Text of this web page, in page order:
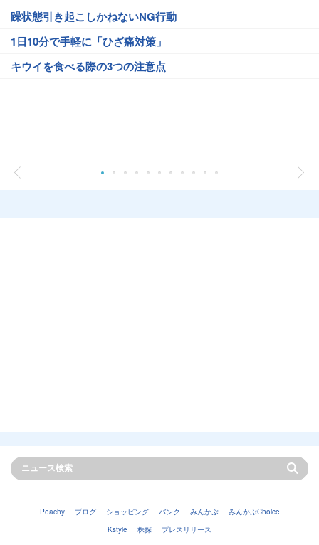
躁状態引き起こしかねないNG行動
1日10分で手軽に「ひざ痛対策」
キウイを食べる際の3つの注意点
Peachy ブログ ショッピング バンク みんかぶ
みんかぶChoice
Kstyle
株探 プレスリリース